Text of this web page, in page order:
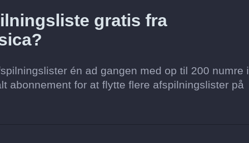
gratis fra
én ad gangen med op til 200 numre i
abonnement for at flytte flere afspilningslister på